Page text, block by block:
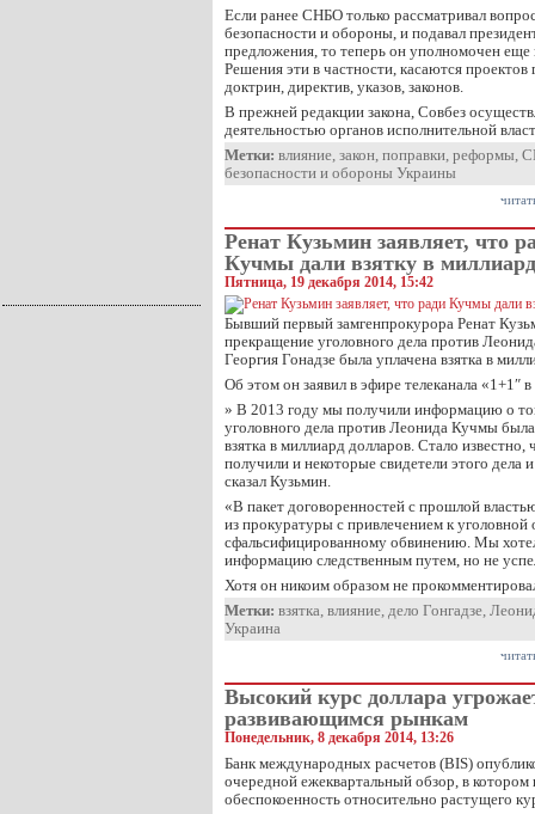
Если ранее СНБО только рассматривал
безопасности и обороны, и подавал
предложения, то теперь он уполномочен
Решения эти в частности, касаются
доктрин, директив, указов, законов.
В прежней редакции закона, Совбез
деятельностью органов исполнительной
Метки: влияние, закон, поправки, реформы,
безопасности и обороны Украины
Ренат Кузьмин заявляет, что
Кучмы дали взятку в
Пятница, 19 декабря 2014, 15:42
Бывший первый замгенпрокурора Ренат
прекращение уголовного дела против
Георгия Гонадзе была уплачена взятка в
Об этом он заявил в эфире телеканала «1+1″
» В 2013 году мы получили информацию о
уголовного дела против Леонида Кучмы
взятка в миллиард долларов. Стало известно,
получили и некоторые свидетели этого дела
сказал Кузьмин.
«В пакет договоренностей с прошлой
из прокуратуры с привлечением к уголовной
сфальсифицированному обвинению. Мы
информацию следственным путем, но не
Хотя он никоим образом не
Метки: взятка, влияние, дело Гонгадзе,
Украина
Высокий курс доллара
развивающимся рынкам
Понедельник, 8 декабря 2014, 13:26
Банк международных расчетов (BIS)
очередной ежеквартальный обзор, в котором
обеспокоенность относительно растущего